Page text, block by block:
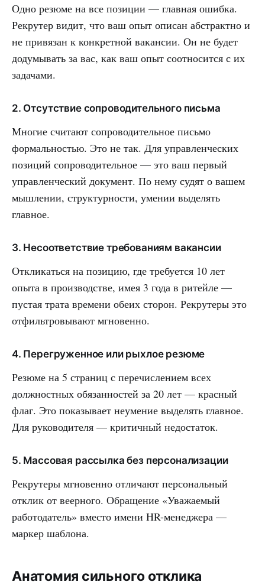
Одно резюме на все позиции — главная ошибка.
Рекрутер видит, что ваш опыт описан абстрактно и
не привязан к конкретной вакансии. Он не будет
додумывать за вас, как ваш опыт соотносится с их
задачами.
2. Отсутствие сопроводительного письма
Многие считают сопроводительное письмо
формальностью. Это не так. Для управленческих
позиций сопроводительное — это ваш первый
управленческий документ. По нему судят о вашем
мышлении, структурности, умении выделять
главное.
3. Несоответствие требованиям вакансии
Откликаться на позицию, где требуется 10 лет
опыта в производстве, имея 3 года в ритейле —
пустая трата времени обеих сторон. Рекрутеры это
отфильтровывают мгновенно.
4. Перегруженное или рыхлое резюме
Резюме на 5 страниц с перечислением всех
должностных обязанностей за 20 лет — красный
флаг. Это показывает неумение выделять главное.
Для руководителя — критичный недостаток.
5. Массовая рассылка без персонализации
Рекрутеры мгновенно отличают персональный
отклик от веерного. Обращение «Уважаемый
работодатель» вместо имени HR-менеджера —
маркер шаблона.
Анатомия сильного отклика